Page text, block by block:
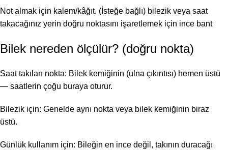
Not almak için kalem/kâğıt. (İsteğe bağlı) bilezik veya saat
takacağınız yerin doğru noktasını işaretlemek için ince bant
Bilek nereden ölçülür? (doğru nokta)
Saat takılan nokta: Bilek kemiğinin (ulna çıkıntısı) hemen üstü
— saatlerin çoğu buraya oturur.
Bilezik için: Genelde aynı nokta veya bilek kemiğinin biraz
üstü.
Günlük kullanım için: Bileğin en ince değil, takının duracağı